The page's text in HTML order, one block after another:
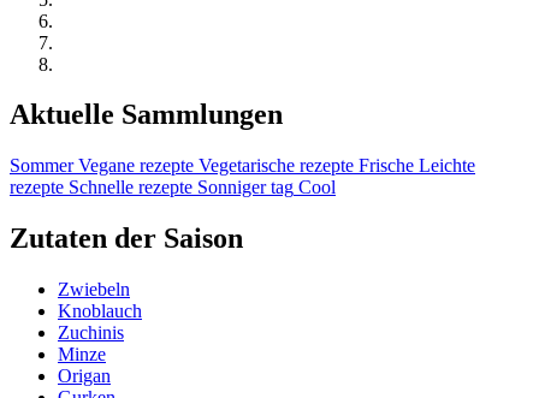
Aktuelle Sammlungen
Sommer Vegane rezepte Vegetarische rezepte Frische Leichte
rezepte Schnelle rezepte Sonniger tag Cool
Zutaten der Saison
Zwiebeln
Knoblauch
Zuchinis
Minze
Origan